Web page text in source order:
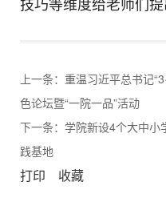
技巧等维度给老师们提
上一条：重温习近平总书记
色论坛暨“一院一品”活动
下一条：学院新设4个大中小
践基地
打印 收藏